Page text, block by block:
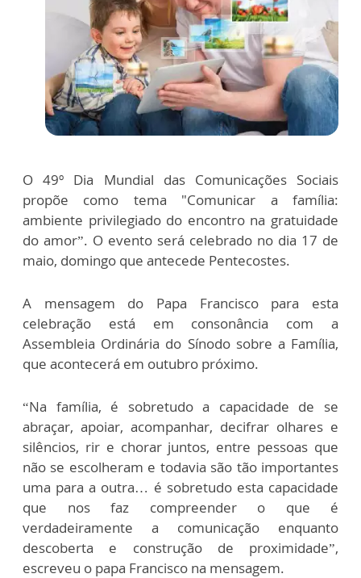
O 49º Dia Mundial das Comunicações Sociais
propõe como tema "Comunicar a família:
ambiente privilegiado do encontro na gratuidade
do amor”. O evento será celebrado no dia 17 de
maio, domingo que antecede Pentecostes.
A mensagem do Papa Francisco para esta
celebração está em consonância com a
Assembleia Ordinária do Sínodo sobre a Família,
que acontecerá em outubro próximo.
“Na família, é sobretudo a capacidade de se
abraçar, apoiar, acompanhar, decifrar olhares e
silêncios, rir e chorar juntos, entre pessoas que
não se escolheram e todavia são tão importantes
uma para a outra… é sobretudo esta capacidade
que nos faz compreender o que é
verdadeiramente a comunicação enquanto
descoberta e construção de proximidade”,
escreveu o papa Francisco na mensagem.